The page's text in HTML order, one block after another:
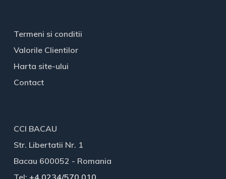
Termeni si conditii
Valorile Clientilor
Harta site-ului
Contact
CCI BACAU
Str. Libertatii Nr. 1
Bacau 600052 - Romania
Tel: +4 0234/570 010